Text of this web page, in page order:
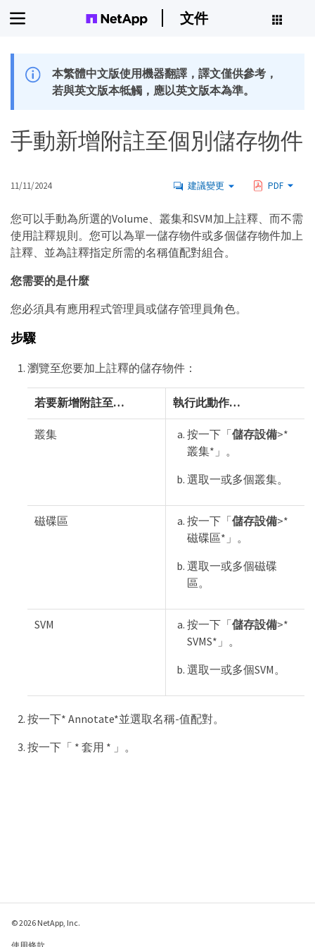
文件
本繁體中文版使用機器翻譯，譯文僅供參考，
若與英文版本牴觸，應以英文版本為準。
手動新增附註至個別儲存物件
11/11/2024 建議變更 PDF
您可以手動為所選的Volume、叢集和SVM加上註釋、而不需
使用註釋規則。您可以為單一儲存物件或多個儲存物件加上
註釋、並為註釋指定所需的名稱值配對組合。
您需要的是什麼
您必須具有應用程式管理員或儲存管理員角色。
步驟
瀏覽至您要加上註釋的儲存物件：
若要新增附註至…​ 執行此動作…​
叢集 按一下「儲存設備>*
叢集*」。
選取一或多個叢集。
磁碟區 按一下「儲存設備>*
磁碟區*」。
選取一或多個磁碟
區。
SVM 按一下「儲存設備>*
SVMS*」。
選取一或多個SVM。
按一下* Annotate*並選取名稱-值配對。
按一下「 * 套用 * 」。
© 2026 NetApp, Inc.